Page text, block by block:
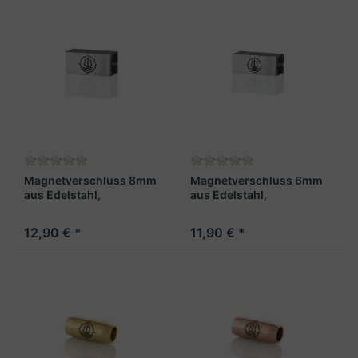
Magnetverschluss 8mm
aus Edelstahl,
12,90 € *
Magnetverschluss 6mm
aus Edelstahl,
11,90 € *